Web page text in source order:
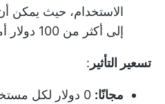
الاستخدام، حيث يمكن
إلى أكثر من 100 دولار أمريكي
تسعير التأثير :
مجانًا: